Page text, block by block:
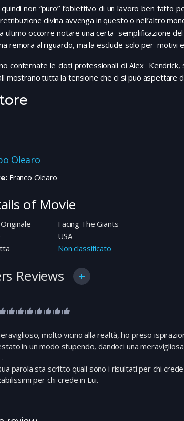
non “puro” l’obiettivo di un lavoro ben
divina avvenga in questo o nell’altro
ultimo occorre notare una certa semplificazione
remora al riguardo, ma la esclude solo per motivi
confernate le doti professionali di Alex
mostrano tutta la tensione che ci si può aspettare
Olearo
Franco Olearo
of Movie
Facing The Giants
USA
Non classificato
Reviews
molto vicino alla realtà, ho preso
in un modo stupendo, dandoci una
parola sta scritto quali sono i risultati per chi
per chi crede in Lui.